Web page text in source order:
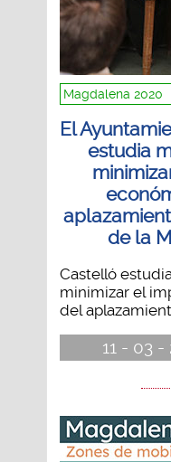
Magdalena 2020
El
estudia
de la
Castelló
minimizar el
del
11 - 03